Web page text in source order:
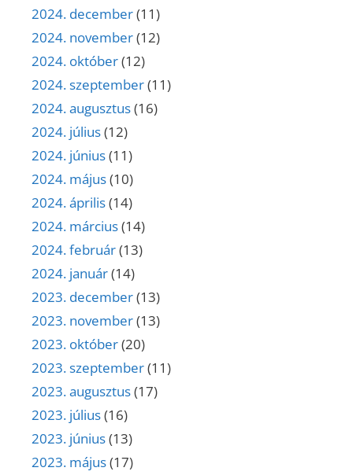
2024. december(11)
2024. november(12)
2024. október(12)
2024. szeptember(11)
2024. augusztus(16)
2024. július(12)
2024. június(11)
2024. május(10)
2024. április(14)
2024. március(14)
2024. február(13)
2024. január(14)
2023. december(13)
2023. november(13)
2023. október(20)
2023. szeptember(11)
2023. augusztus(17)
2023. július(16)
2023. június(13)
2023. május(17)